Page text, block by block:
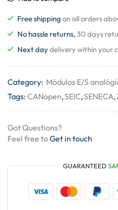
Free shipping on all orders
No hassle returns, 30 days
Next daydelivery within your
Category: Módulos E/S
Tags:CANopen,SEIC,SENECA,
Got Questions?
Feel free toGet in touch
GUARANTEED